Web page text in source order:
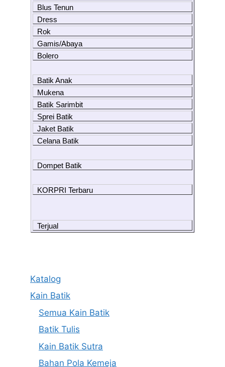
Blus Tenun
Dress
Rok
Gamis/Abaya
Bolero
Batik Anak
Mukena
Batik Sarimbit
Sprei Batik
Jaket Batik
Celana Batik
Dompet Batik
KORPRI Terbaru
Terjual
Katalog
Kain Batik
Semua Kain Batik
Batik Tulis
Kain Batik Sutra
Bahan Pola Kemeja